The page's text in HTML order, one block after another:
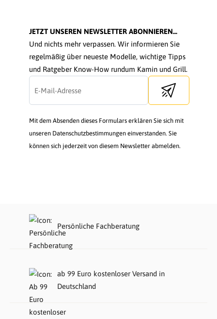
JETZT UNSEREN NEWSLETTER ABONNIEREN...
Und nichts mehr verpassen. Wir informieren Sie
regelmäßig über neueste Modelle, wichtige Tipps
und Ratgeber Know-How rundum Kamin und Grill.
Send newsletter
Mit dem Absenden dieses Formulars erklären Sie sich mit
unseren Datenschutzbestimmungen einverstanden. Sie
können sich jederzeit von diesem Newsletter abmelden.
Persönliche Fachberatung
ab 99 Euro kostenloser Versand in
Deutschland